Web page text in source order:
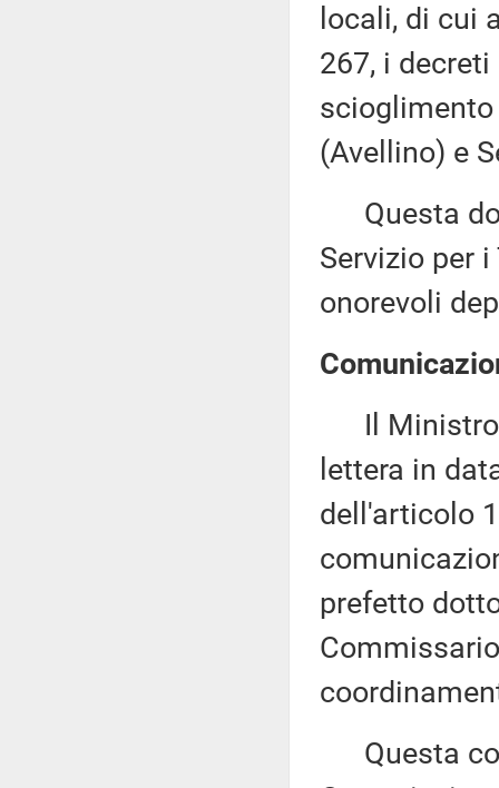
locali, di cui
267, i
(Avellino) e
Questa
Servizio per
onorevoli
Il Ministro
lettera in
dell'articolo
prefetto
Questa